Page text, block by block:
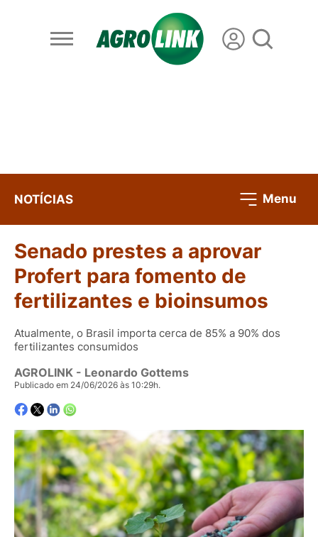
NOTÍCIAS Menu
Senado prestes a aprovar
Profert para fomento de
fertilizantes e bioinsumos
Atualmente, o Brasil importa cerca de 85% a 90% dos
fertilizantes consumidos
AGROLINK - Leonardo Gottems
Publicado em 24/06/2026 às 10:29h.